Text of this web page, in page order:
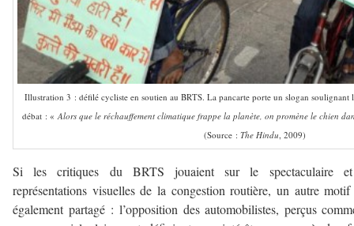
Illustration 3 : défilé cycliste en soutien au BRTS. La pancarte porte un slogan soulignant
débat : « Alors que le réchauffement climatique frappe la planète, on promène le chien
(Source : The Hindu , 2009)
Si les critiques du BRTS jouaient sur le spectaculaire
représentations visuelles de la congestion routière, un autre motif
également partagé : l’opposition des automobilistes, perçus